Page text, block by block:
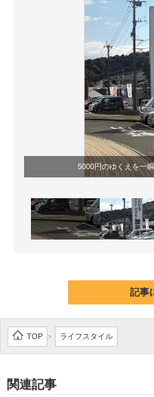
モノづくり技術者専門サイト
エレクトロニクス専門サイト
電子設計の基本と応用
エネルギーの専門メディア
建設×テクノロジーの最前線
ちょっと気になるネットの話題
5000円のゆくえを一
記事
TOP > ライフスタイル
関連記事